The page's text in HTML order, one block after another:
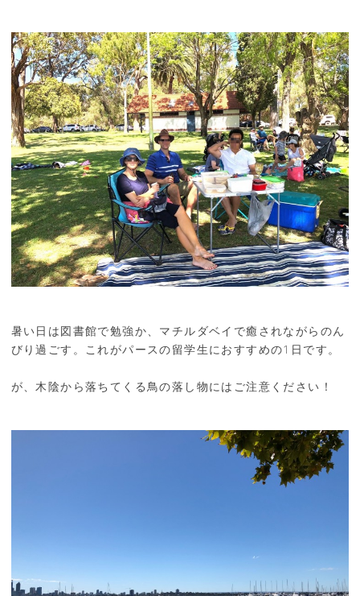
暑い日は図書館で勉強か、マチルダベイで癒されながらのん
びり過ごす。これがパースの留学生におすすめの1日です。
が、木陰から落ちてくる鳥の落し物にはご注意ください！